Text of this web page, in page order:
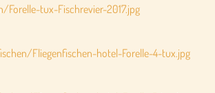
tux-Fischrevier-2017.jpg
Fliegenfischen-hotel-Forelle-4-tux.jpg